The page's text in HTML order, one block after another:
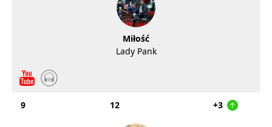
Miłość
Lady Pank
9 12 +3